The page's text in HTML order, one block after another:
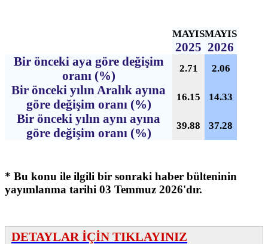
MAYISMAYIS
2025 2026
Bir önceki aya göre değişim
oranı (%)
2.71 2.06
Bir önceki yılın Aralık ayına
göre değişim oranı (%)
16.15 14.33
Bir önceki yılın aynı ayına
göre değişim oranı (%)
39.88 37.28
* Bu konu ile ilgili bir sonraki haber bülteninin
yayımlanma tarihi 03 Temmuz 2026'dır.
DETAYLAR İÇİN TIKLAYINIZ